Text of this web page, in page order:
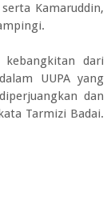
Kamaruddin,
dari
UUPA yang
dan
Tarmizi Badai.